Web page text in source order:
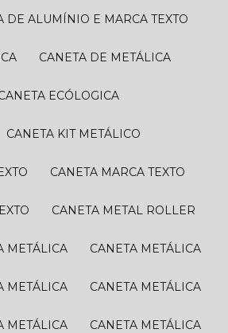
DE ALUMÍNIO E MARCA TEXTO
CANETA DE METÁLICA
CANETA ECÓLOGICA
CANETA KIT METÁLICO
CANETA MARCA TEXTO
CANETA METAL ROLLER
METÁLICA CANETA METÁLICA
METÁLICA CANETA METÁLICA
METÁLICA CANETA METÁLICA